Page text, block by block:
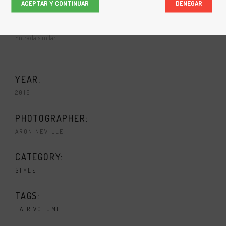
Entrada similar
YEAR:
2016
PHOTOGRAPHER:
ARON NEVILLE
CATEGORY:
STYLE
TAGS:
HAIR VOLUME
ACEPTAR Y CONTINUAR DENEGAR